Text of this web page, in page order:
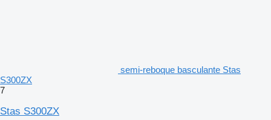
semi-reboque basculante Stas
S300ZX
7
Stas S300ZX